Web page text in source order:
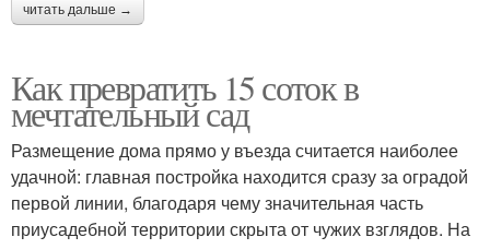
читать дальше →
Как превратить 15 соток в
мечтательный сад
Размещение дома прямо у въезда считается наиболее
удачной: главная постройка находится сразу за оградой
первой линии, благодаря чему значительная часть
приусадебной территории скрыта от чужих взглядов. На